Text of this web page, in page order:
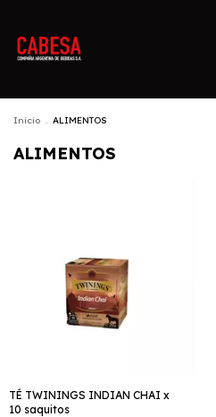
Inicio . ALIMENTOS
ALIMENTOS
TÉ TWININGS INDIAN CHAI x
10 saquitos